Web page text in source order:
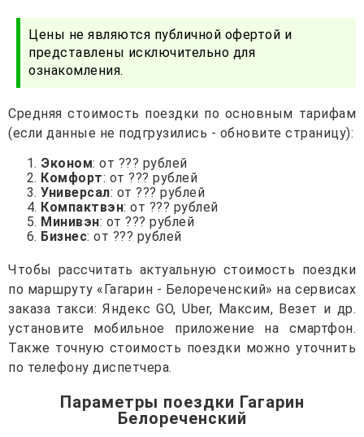
Цены не являются публичной офертой и
представлены исключительно для
ознакомления.
Средняя стоимость поездки по основным тарифам
(если данные не подгрузились - обновите страницу):
Эконом: от ??? рублей
Комфорт: от ??? рублей
Универсал: от ??? рублей
Компактвэн: от ??? рублей
Минивэн: от ??? рублей
Бизнес: от ??? рублей
Чтобы рассчитать актуальную стоимость поездки
по маршруту «Гагарин - Белореченский» на сервисах
заказа такси: Яндекс GO, Uber, Максим, Везет и др.
установите мобильное приложение на смартфон.
Также точную стоимость поездки можно уточнить
по телефону диспетчера.
Параметры поездки Гагарин
Белореченский